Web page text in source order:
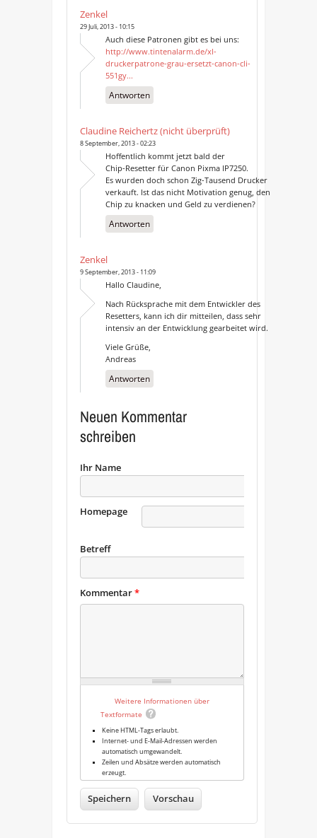
Zenkel
29 Juli, 2013 - 10:15
Auch diese Patronen gibt es bei uns:
http://www.tintenalarm.de/xl-
druckerpatrone-grau-ersetzt-canon-cli-
551gy...
Antworten
Claudine Reichertz (nicht überprüft)
8 September, 2013 - 02:23
Hoffentlich kommt jetzt bald der
Chip-Resetter für Canon Pixma IP7250.
Es wurden doch schon Zig-Tausend Drucker
verkauft. Ist das nicht Motivation genug, den
Chip zu knacken und Geld zu verdienen?
Antworten
Zenkel
9 September, 2013 - 11:09
Hallo Claudine,
Nach Rücksprache mit dem Entwickler des
Resetters, kann ich dir mitteilen, dass sehr
intensiv an der Entwicklung gearbeitet wird.
Viele Grüße,
Andreas
Antworten
Neuen Kommentar
schreiben
Ihr Name
Homepage
Betreff
Kommentar*
Weitere Informationen über
Textformate
Keine HTML-Tags erlaubt.
Internet- und E-Mail-Adressen werden
automatisch umgewandelt.
Zeilen und Absätze werden automatisch
erzeugt.